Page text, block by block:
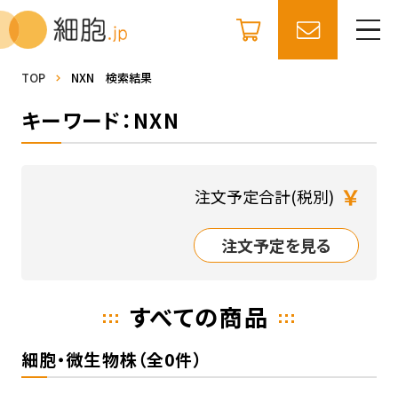
TOP NXN 検索結果
キーワード：NXN
注文予定合計(税別) ￥
注文予定を見る
すべての商品
細胞・微生物株（全0件）